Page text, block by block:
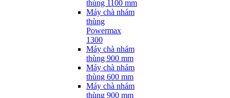
thùng 1100 mm
Máy chà nhám
thùng
Powermax
1300
Máy chà nhám
thùng 900 mm
Máy chà nhám
thùng 600 mm
Máy chà nhám
thùng 900 mm